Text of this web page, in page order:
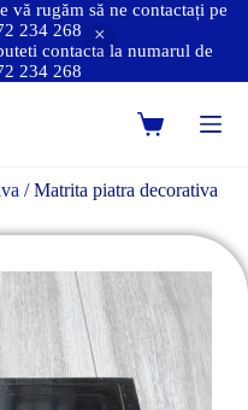
vă rugăm să ne contactați pe
234 268
contacta la numarul de
234 268
/ Matrita piatra decorativa